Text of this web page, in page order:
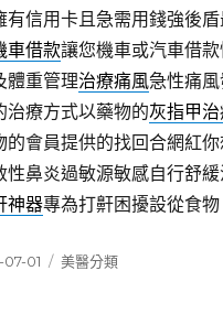
有信用卡且急需用錢強後
車借款讓您機車或汽車借
體重管理治療痛風急性痛
治療方式以藥物的灰指甲
的會員提供的找回合網紅
性鼻炎過敏源敏感自行舒
神器專為打鼾困擾設從食物
01
分
美醫分類